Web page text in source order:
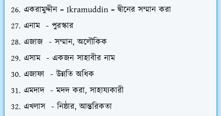
একরামুদ্দীন = Ikramuddin = দ্বীনের সম্মান করা
এনাম - পুরস্কার
এজাজ - সম্মান, অলৌকিক
এসাম - একজন সাহাবীর নাম
এজাফা - উন্নতি অধিক
এমদাদ - মদদ করা, সাহায্যকারী
এখলাস - নিষ্ঠার, আন্তরিকতা